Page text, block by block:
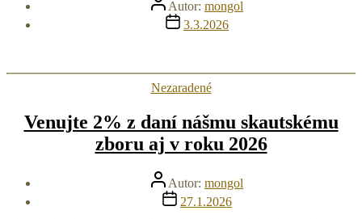
článku
Autor: mongol
Dátum
článku
3.3.2026
Kategórie
Nezaradené
Venujte 2% z daní nášmu skautskému
zboru aj v roku 2026
Autor
článku
Autor: mongol
Dátum
článku
27.1.2026